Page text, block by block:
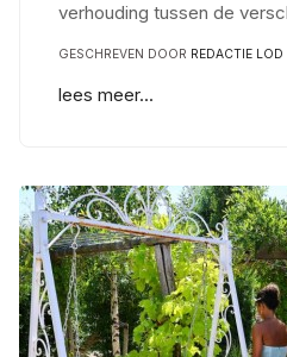
verhouding tussen de
GESCHREVEN DOOR REDACTIE LOD
lees meer...